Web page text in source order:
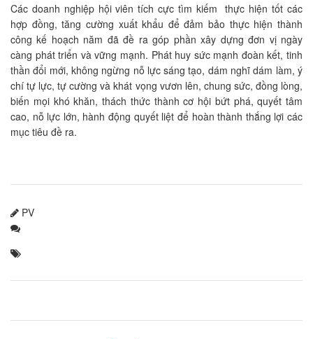
Các doanh nghiệp hội viên tích cực tìm kiếm thực hiện tốt các
hợp đồng, tăng cường xuất khẩu để đảm bảo thực hiện thành
công kế hoạch năm đã đề ra góp phần xây dựng đơn vị ngày
càng phát triển và vững mạnh. Phát huy sức mạnh đoàn kết, tinh
thần đổi mới, không ngừng nỗ lực sáng tạo, dám nghĩ dám làm, ý
chí tự lực, tự cường và khát vọng vươn lên, chung sức, đồng lòng,
biến mọi khó khăn, thách thức thành cơ hội bứt phá, quyết tâm
cao, nỗ lực lớn, hành động quyết liệt để hoàn thành thắng lợi các
mục tiêu đề ra.
PV